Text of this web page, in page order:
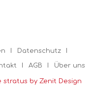
Datenschutz
AGB Über uns
stratus by Zenit Design